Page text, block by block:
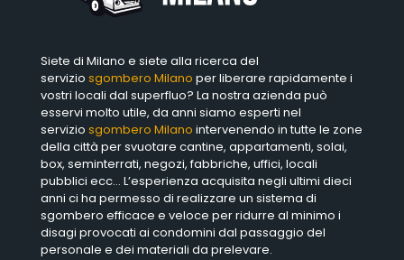
Siete di Milano e siete alla ricerca del
servizio sgombero Milano per liberare rapidamente i
vostri locali dal superfluo? La nostra azienda può
esservi molto utile, da anni siamo esperti nel
servizio sgombero Milano intervenendo in tutte le zone
della città per svuotare cantine, appartamenti, solai,
box, seminterrati, negozi, fabbriche, uffici, locali
pubblici ecc… L’esperienza acquisita negli ultimi dieci
anni ci ha permesso di realizzare un sistema di
sgombero efficace e veloce per ridurre al minimo i
disagi provocati ai condomini dal passaggio del
personale e dei materiali da prelevare.